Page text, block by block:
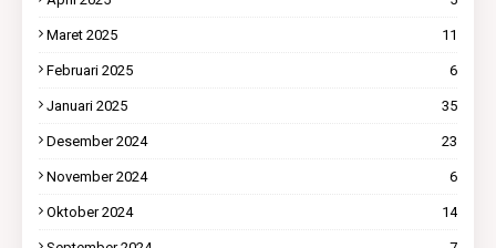
Maret 2025 11
Februari 2025 6
Januari 2025 35
Desember 2024 23
November 2024 6
Oktober 2024 14